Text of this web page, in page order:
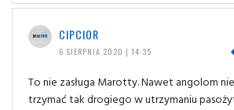
CIPCIOR
6 SIERPNIA 2020 | 14:35
To nie zasługa Marotty. Nawet angolom
trzymać tak drogiego w utrzymaniu